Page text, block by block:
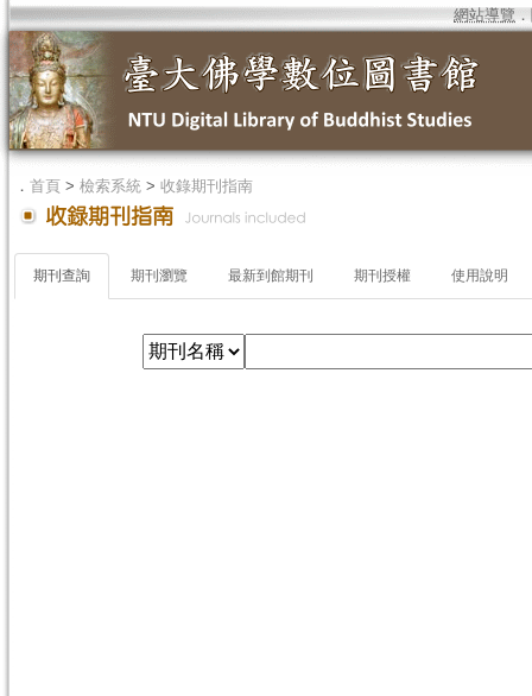
網站導覽 ．
． 首頁 > 檢索系統 > 收錄期刊指南
期刊查詢 期刊瀏覽 最新到館期刊 期刊授權 使用說明